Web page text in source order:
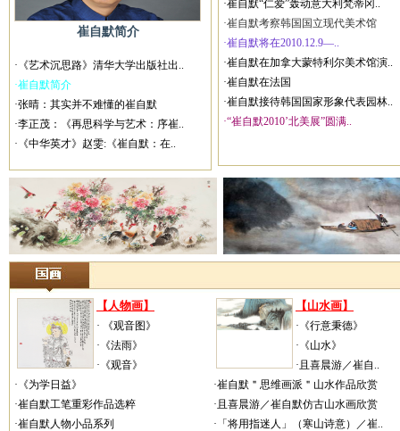
崔自默简介
·《艺术沉思路》清华大学出版社出..
·崔自默简介
·张晴：其实并不难懂的崔自默
·李正茂：《再思科学与艺术：序崔..
·《中华英才》赵雯:《崔自默：在..
·崔自默“仁爱”轰动意大利梵蒂冈..
·崔自默考察韩国国立现代美术馆
·崔自默将在2010.12.9—..
·崔自默在加拿大蒙特利尔美术馆演..
·崔自默在法国
·崔自默接待韩国国家形象代表园林..
·“崔自默2010’北美展”圆满..
【人物画】
· 《观音图》
·《法雨》
·《观音》
·《为学日益》
·崔自默工笔重彩作品选粹
·崔自默人物小品系列
【山水画】
·《行意秉德》
·《山水》
·且喜晨游／崔自..
·崔自默＂思维画派＂山水作品欣赏
·且喜晨游／崔自默仿古山水画欣赏
·「将用指迷人」（寒山诗意）／崔..